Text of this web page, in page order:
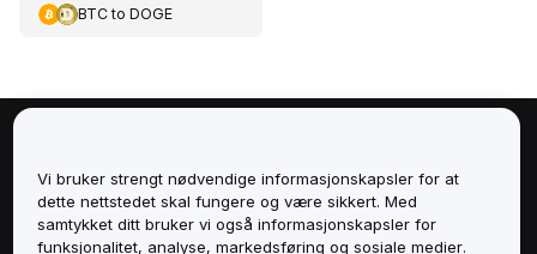
BTCto DOGE
Tjenester
Vi bruker strengt nødvendige informasjonskapsler for at
dette nettstedet skal fungere og være sikkert. Med
samtykket ditt bruker vi også informasjonskapsler for
funksjonalitet, analyse, markedsføring og sosiale medier.